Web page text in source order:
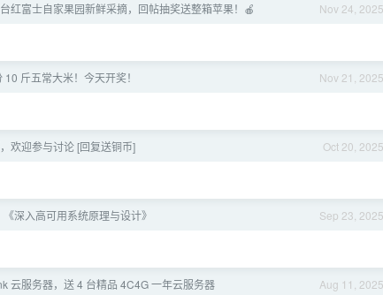
Nov 24, 2025
红富士自家果园新鲜采摘，回帖抽奖送整箱苹果！🍎
Nov 21, 2025
斤五常大米！今天开奖！
Oct 20, 2025
欢迎参与讨论 [回复送铜币]
Sep 23, 2025
深入高可用系统原理与设计》
Aug 11, 2025
云服务器，送 4 台精品 4C4G 一年云服务器